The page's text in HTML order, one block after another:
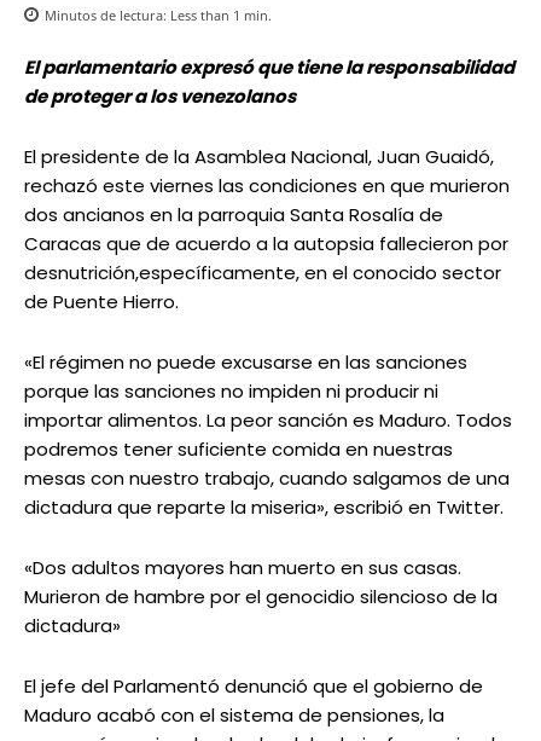
Minutos de lectura: Less than 1 min.
El parlamentario expresó que tiene la responsabilidad
de proteger a los venezolanos
El presidente de la Asamblea Nacional, Juan Guaidó,
rechazó este viernes las condiciones en que murieron
dos ancianos en la parroquia Santa Rosalía de
Caracas que de acuerdo a la autopsia fallecieron por
desnutrición,específicamente, en el conocido sector
de Puente Hierro.
«El régimen no puede excusarse en las sanciones
porque las sanciones no impiden ni producir ni
importar alimentos. La peor sanción es Maduro. Todos
podremos tener suficiente comida en nuestras
mesas con nuestro trabajo, cuando salgamos de una
dictadura que reparte la miseria», escribió en Twitter.
«Dos adultos mayores han muerto en sus casas.
Murieron de hambre por el genocidio silencioso de la
dictadura»
El jefe del Parlamentó denunció que el gobierno de
Maduro acabó con el sistema de pensiones, la